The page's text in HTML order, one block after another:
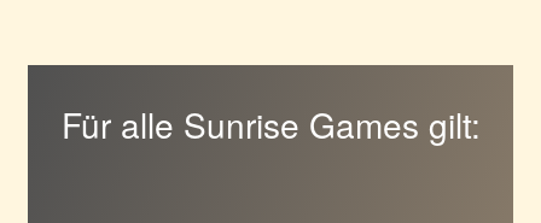
Für alle Sunrise Games gilt: